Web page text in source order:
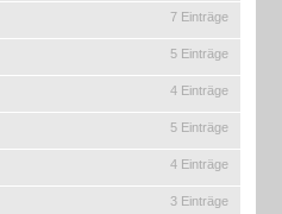
7 Einträge
5 Einträge
4 Einträge
5 Einträge
4 Einträge
3 Einträge